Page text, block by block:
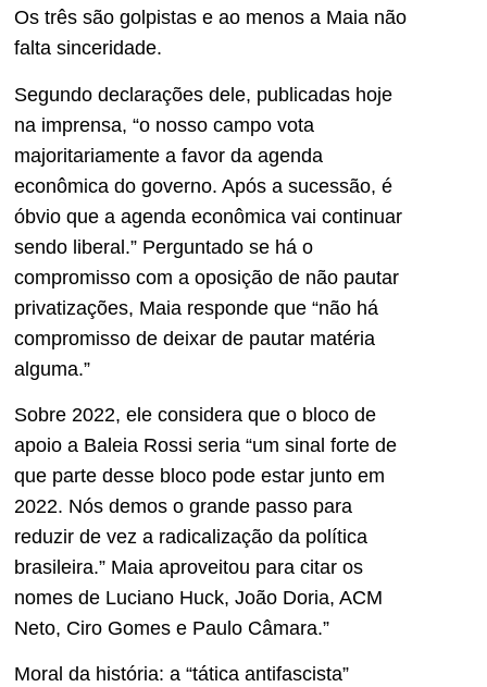
Os três são golpistas e ao menos a Maia não
falta sinceridade.
Segundo declarações dele, publicadas hoje
na imprensa, “o nosso campo vota
majoritariamente a favor da agenda
econômica do governo. Após a sucessão, é
óbvio que a agenda econômica vai continuar
sendo liberal.” Perguntado se há o
compromisso com a oposição de não pautar
privatizações, Maia responde que “não há
compromisso de deixar de pautar matéria
alguma.”
Sobre 2022, ele considera que o bloco de
apoio a Baleia Rossi seria “um sinal forte de
que parte desse bloco pode estar junto em
2022. Nós demos o grande passo para
reduzir de vez a radicalização da política
brasileira.” Maia aproveitou para citar os
nomes de Luciano Huck, João Doria, ACM
Neto, Ciro Gomes e Paulo Câmara.”
Moral da história: a “tática antifascista”